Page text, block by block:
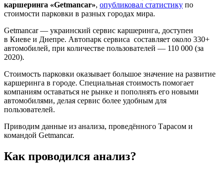
каршеринга «Getmancar», опубликовал статистику по
стоимости парковки в разных городах мира.
Getmancar — украинский сервис каршеринга, доступен
в Киеве и Днепре. Автопарк сервиса составляет около 330+
автомобилей, при количестве пользователей — 110 000 (за
2020).
Стоимость парковки оказывает большое значение на развитие
каршеринга в городе. Специальная стоимость помогает
компаниям оставаться не рынке и пополнять его новыми
автомобилями, делая сервис более удобным для
пользователей.
Приводим данные из анализа, проведённого Тарасом и
командой Getmancar.
Как проводился анализ?